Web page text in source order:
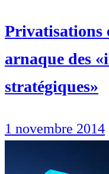
Privatisations
arnaque des
stratégiques»
1 novembre 2014